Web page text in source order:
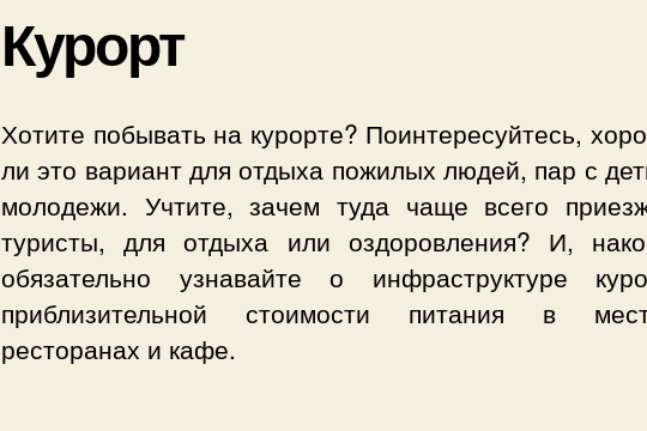
Курорт
Хотите побывать на курорте? Поинтересуйтесь,
ли это вариант для отдыха пожилых людей, пар с
молодежи. Учтите, зачем туда чаще всего
туристы, для отдыха или оздоровления? И,
обязательно узнавайте о инфраструктуре
приблизительной стоимости питания в
ресторанах и кафе.